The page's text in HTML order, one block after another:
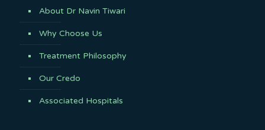
About Dr Navin Tiwari
Why Choose Us
Treatment Philosophy
Our Credo
Associated Hospitals